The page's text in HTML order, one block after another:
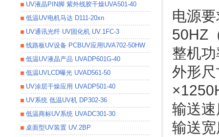
UV液晶PIN脚 紫外线胶干燥UVA501-40
低温UV电机马达 D111-20xn
UV通讯光纤 UV固化机 UV.1FC-3
线路板UV设备 PCBUV应用UVA702-50HW
低温UV液晶产品 UVADP601G-40
低温UVLCD曝光 UVAD561-50
UV涂层干燥应用 UVADP501-40
UV系统 低温UV机 DP302-36
低温商标UV系统 UVADC301-30
桌面型UV装置 UV.2BP
电源
50HZ
整机
外形
输送
输送